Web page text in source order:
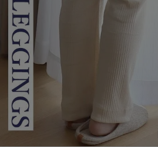
夏
ガールズパジ
サッカー/ちぢみ 楊
ニット/ストレッ
インナーウェア
ズボン単品
長袖
SDGsの取り組み